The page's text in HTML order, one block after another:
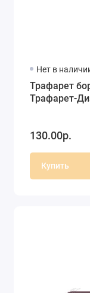
Нет в
Трафарет
Трафарет-
130.00р.
Купить